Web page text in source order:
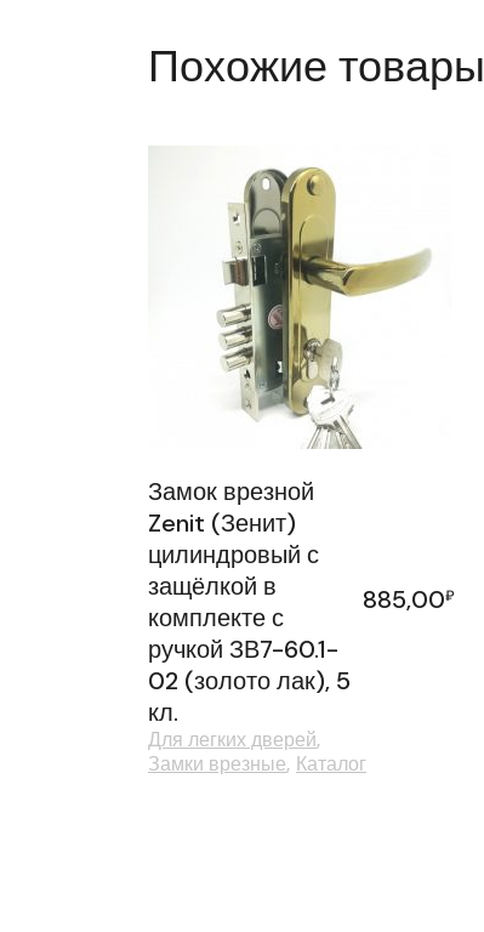
Похожие товары
Замок врезной
Zenit (Зенит)
цилиндровый с
защёлкой в
комплекте с
ручкой ЗВ7-60.1-
02 (золото лак), 5
кл.
885,00₽
Для легких дверей
Замки врезные Каталог